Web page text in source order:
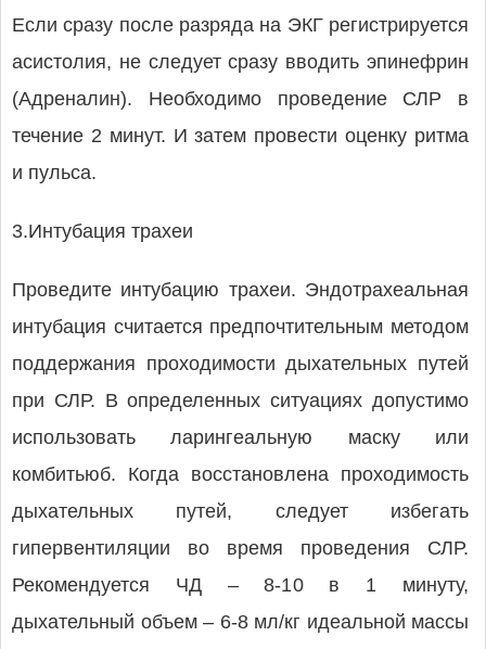
Если сразу после разряда на ЭКГ регистрируется
асистолия, не следует сразу вводить эпинефрин
(Адреналин). Необходимо проведение СЛР в
течение 2 минут. И затем провести оценку ритма
и пульса.
3.Интубация трахеи
Проведите интубацию трахеи. Эндотрахеальная
интубация считается предпочтительным методом
поддержания проходимости дыхательных путей
при СЛР. В определенных ситуациях допустимо
использовать ларингеальную маску или
комбитьюб. Когда восстановлена проходимость
дыхательных путей, следует избегать
гипервентиляции во время проведения СЛР.
Рекомендуется ЧД – 8-10 в 1 минуту,
дыхательный объем – 6-8 мл/кг идеальной массы